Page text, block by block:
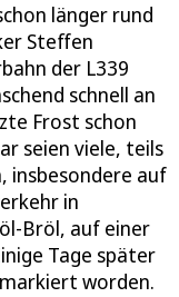
länger rund
Steffen
der L339
schnell an
Frost schon
seien viele, teils
insbesondere auf
in
Bröl, auf einer
Tage später
worden.